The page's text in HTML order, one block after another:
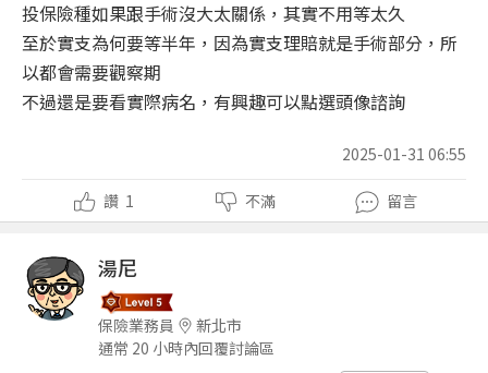
投保險種如果跟手術沒大太關係，其實不用等太久
至於實支為何要等半年，因為實支理賠就是手術部分，所
以都會需要觀察期
不過還是要看實際病名，有興趣可以點選頭像諮詢
2025-01-31 06:55
讚 1 不滿 留言
湯尼
保險業務員
新北市
通常 20 小時內回覆討論區